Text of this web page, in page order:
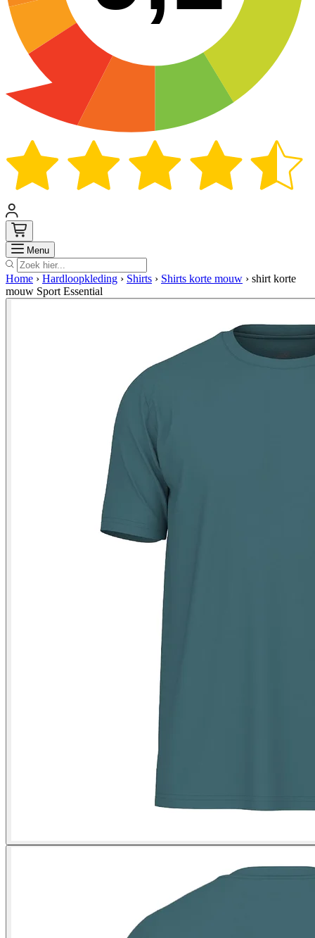
Menu Zoek
Home › Hardloopkleding › Shirts › Shirts korte mouw › shirt korte
mouw Sport Essential